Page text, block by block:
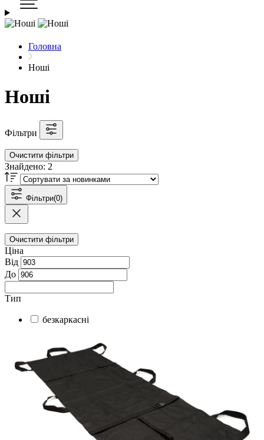
Головна
Ноші
Ноші
Фільтри
Очистити фільтри
Знайдено: 2
Фільтри(0)
Очистити фільтри
Ціна
Від
До
Тип
безкаркасні